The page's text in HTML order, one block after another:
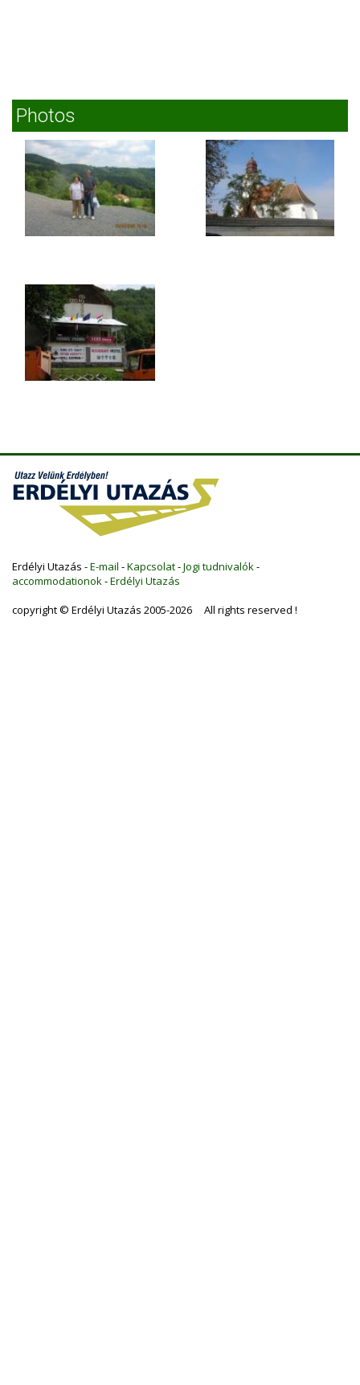
Photos
Erdélyi Utazás -E-mail -Kapcsolat-Jogi tudnivalók -
accommodationok -Erdélyi Utazás
copyright © Erdélyi Utazás 2005-2026 All rights reserved !